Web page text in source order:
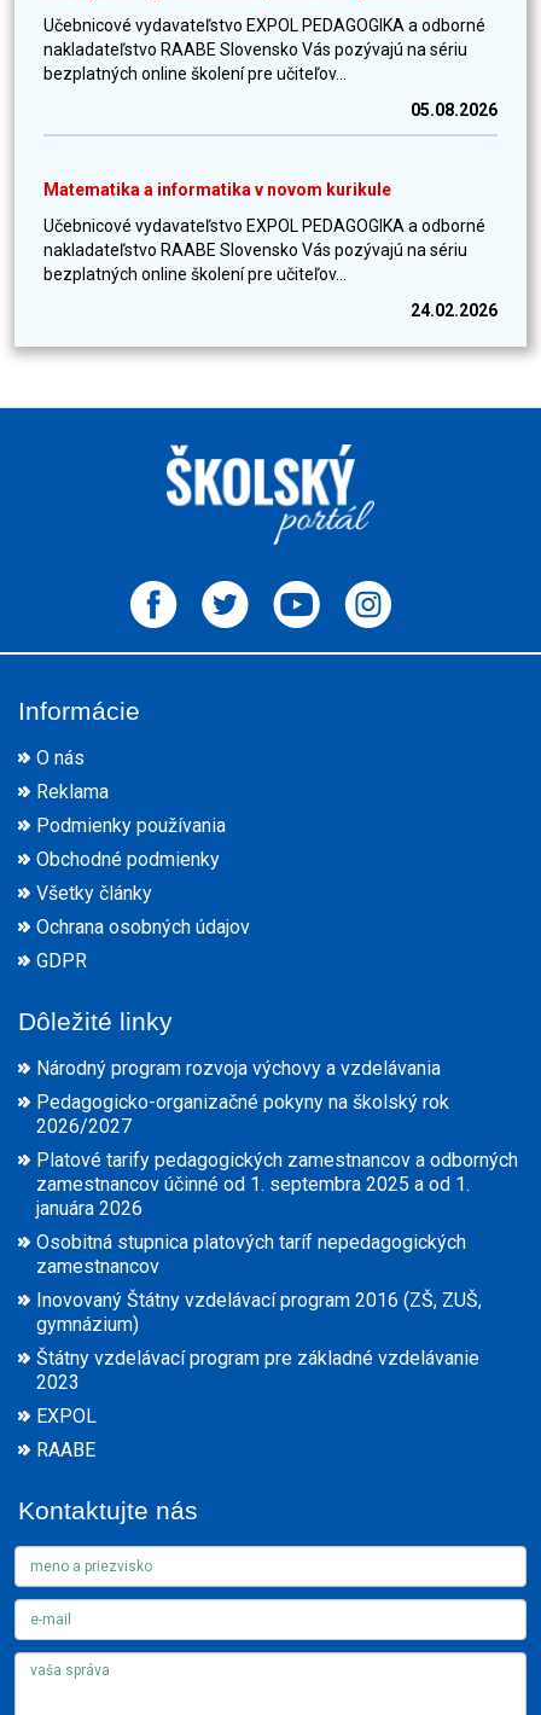
Učebnicové vydavateľstvo EXPOL PEDAGOGIKA a odborné
nakladateľstvo RAABE Slovensko Vás pozývajú na sériu
bezplatných online školení pre učiteľov...
05.08.2026
Matematika a informatika v novom kurikule
Učebnicové vydavateľstvo EXPOL PEDAGOGIKA a odborné
nakladateľstvo RAABE Slovensko Vás pozývajú na sériu
bezplatných online školení pre učiteľov...
24.02.2026
Informácie
O nás
Reklama
Podmienky používania
Obchodné podmienky
Všetky články
Ochrana osobných údajov
GDPR
Dôležité linky
Národný program rozvoja výchovy a vzdelávania
Pedagogicko-organizačné pokyny na školský rok
2026/2027
Platové tarify pedagogických zamestnancov a odborných
zamestnancov účinné od 1. septembra 2025 a od 1.
januára 2026
Osobitná stupnica platových taríf nepedagogických
zamestnancov
Inovovaný Štátny vzdelávací program 2016 (ZŠ, ZUŠ,
gymnázium)
Štátny vzdelávací program pre základné vzdelávanie
2023
EXPOL
RAABE
Kontaktujte nás